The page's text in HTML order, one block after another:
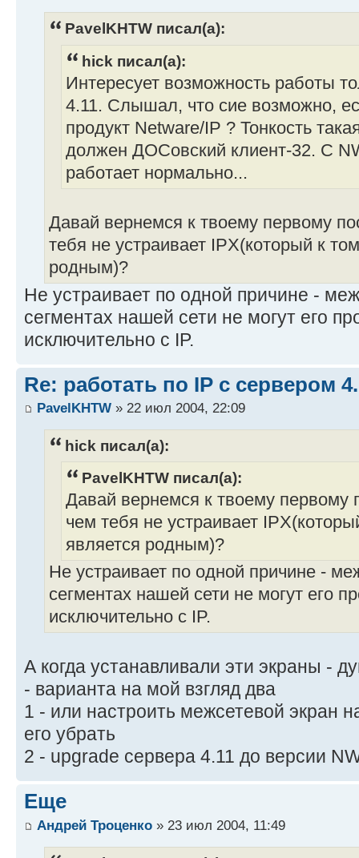
PavelKHTW писал(а):
hick писал(а):
Интересует возможность работы
4.11. Слышал, что сие возможно,
продукт Netware/IP ? Тонкость
должен ДОСовский клиент-32. C
работает нормально...
Давай вернемся к твоему первому
тебя не устраивает IPX(который к
родным)?
Не устраивает по одной причине -
сегментах нашей сети не могут его
исключительно с IP.
Re: работать по IP c сервером
PavelKHTW » 22 июл 2004, 22:09
hick писал(а):
PavelKHTW писал(а):
Давай вернемся к твоему первому
чем тебя не устраивает
является родным)?
Не устраивает по одной причине -
сегментах нашей сети не могут его
исключительно с IP.
А когда устанавливали эти экраны -
- варианта на мой взгляд два
1 - или настроить межсетевой экран
его убрать
2 - upgrade сервера 4.11 до версии
Еще
Андрей Троценко » 23 июл 2004, 11:49